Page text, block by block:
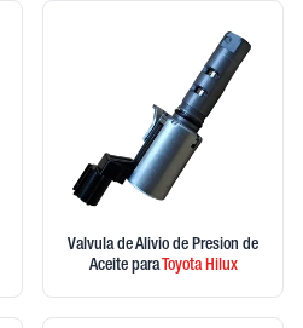
Valvula de Alivio de Presion de
Aceite para ToyotaHilux